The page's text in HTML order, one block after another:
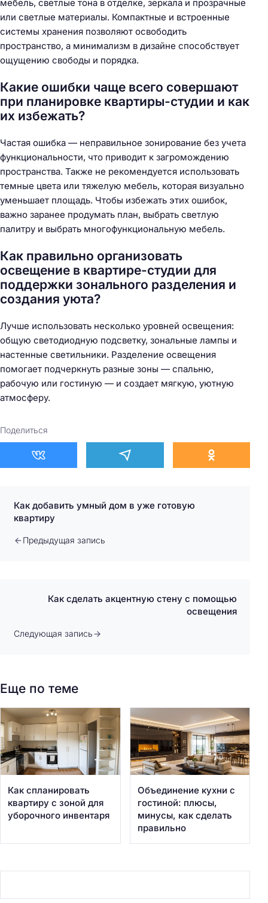
мебель, светлые тона в отделке, зеркала и прозрачные
или светлые материалы. Компактные и встроенные
системы хранения позволяют освободить
пространство, а минимализм в дизайне способствует
ощущению свободы и порядка.
Какие ошибки чаще всего совершают
при планировке квартиры-студии и как
их избежать?
Частая ошибка — неправильное зонирование без учета
функциональности, что приводит к загромождению
пространства. Также не рекомендуется использовать
темные цвета или тяжелую мебель, которая визуально
уменьшает площадь. Чтобы избежать этих ошибок,
важно заранее продумать план, выбрать светлую
палитру и выбрать многофункциональную мебель.
Как правильно организовать
освещение в квартире-студии для
поддержки зонального разделения и
создания уюта?
Лучше использовать несколько уровней освещения:
общую светодиодную подсветку, зональные лампы и
настенные светильники. Разделение освещения
помогает подчеркнуть разные зоны — спальню,
рабочую или гостиную — и создает мягкую, уютную
атмосферу.
Поделиться
Как добавить умный дом в уже готовую
квартиру
Предыдущая запись
Как сделать акцентную стену с помощью
освещения
Следующая запись
Еще по теме
Как спланировать
квартиру с зоной для
уборочного инвентаря
Объединение кухни с
гостиной: плюсы,
минусы, как сделать
правильно